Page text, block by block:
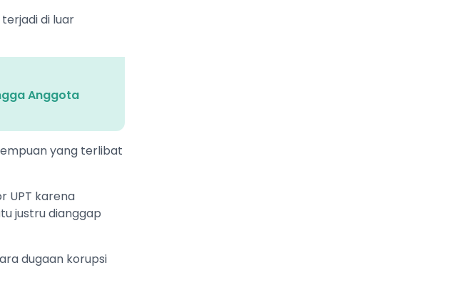
di luar
Anggota
yang terlibat
UPT karena
justru dianggap
dugaan korupsi